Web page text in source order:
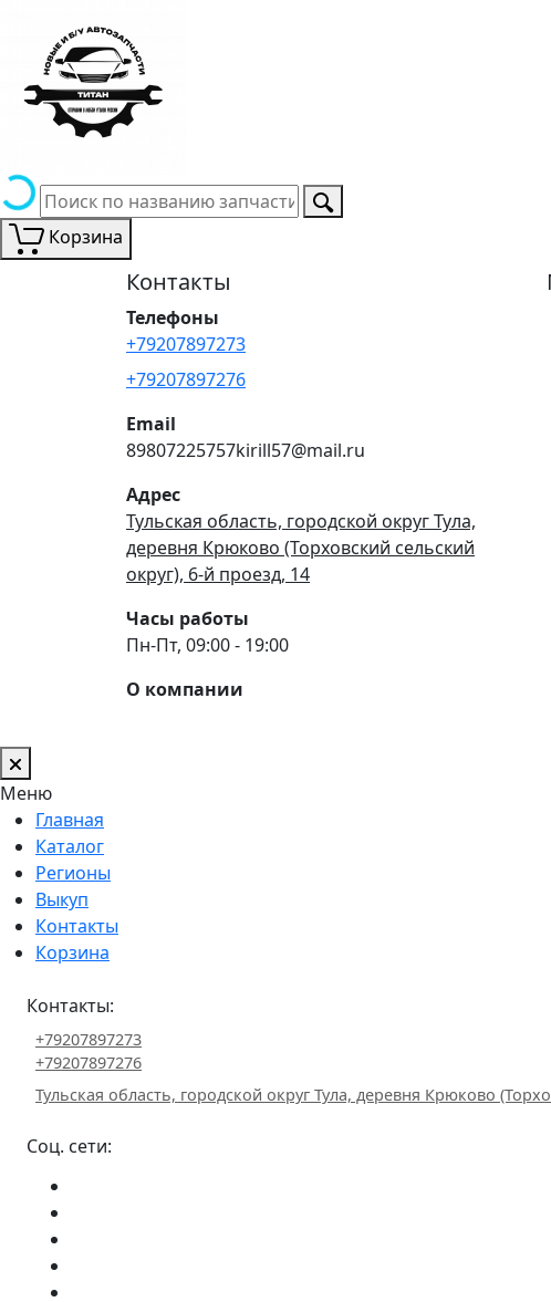
Корзина
Контакты
Телефоны
+79207897273
+79207897276
Email
89807225757kirill57@mail.ru
Адрес
Тульская область, городской округ Тула,
деревня Крюково (Торховский сельский
округ), 6-й проезд, 14
Часы работы
Пн-Пт, 09:00 - 19:00
О компании
Меню
Главная
Каталог
Регионы
Выкуп
Контакты
Корзина
Контакты:
+79207897273
+79207897276
Тульская область, городской округ Тула, деревня Крюково
Соц. сети: